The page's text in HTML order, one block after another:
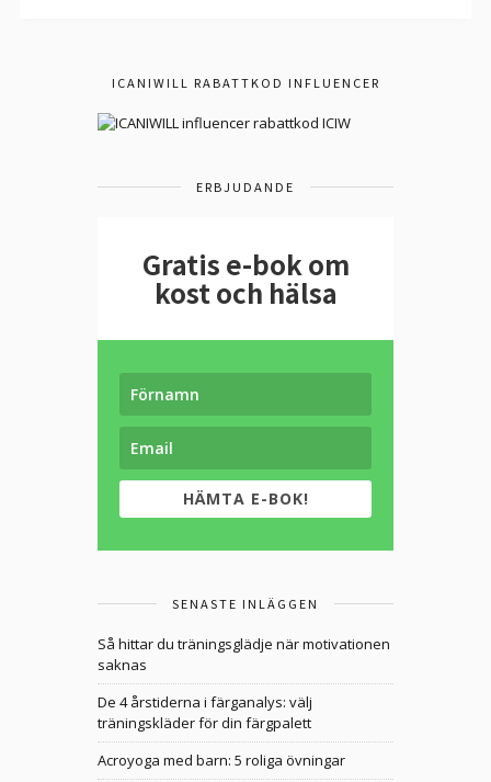
ICANIWILL RABATTKOD INFLUENCER
ERBJUDANDE
Gratis e-bok om
kost och hälsa
HÄMTA E-BOK!
SENASTE INLÄGGEN
Så hittar du träningsglädje när motivationen
saknas
De 4 årstiderna i färganalys: välj
träningskläder för din färgpalett
Acroyoga med barn: 5 roliga övningar